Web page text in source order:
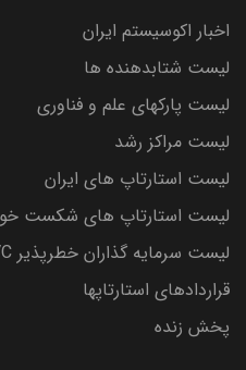
اخبار اکوسیستم ایران
لیست شتابدهنده ها
لیست پارکهای علم و فناوری
لیست مراکز رشد
لیست استارتاپ های ایران
لیست استارتاپ های شکست
لیست سرمایه گذاران خطرپذیر VC
قراردادهای استارتاپها
پخش زنده